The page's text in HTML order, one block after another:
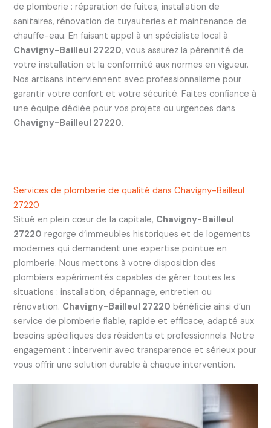
de plomberie : réparation de fuites, installation de
sanitaires, rénovation de tuyauteries et maintenance de
chauffe-eau. En faisant appel à un spécialiste local à
Chavigny-Bailleul 27220, vous assurez la pérennité de
votre installation et la conformité aux normes en vigueur.
Nos artisans interviennent avec professionnalisme pour
garantir votre confort et votre sécurité. Faites confiance à
une équipe dédiée pour vos projets ou urgences dans
Chavigny-Bailleul 27220.
Services de plomberie de qualité dans Chavigny-Bailleul
27220
Situé en plein cœur de la capitale, Chavigny-Bailleul
27220 regorge d’immeubles historiques et de logements
modernes qui demandent une expertise pointue en
plomberie. Nous mettons à votre disposition des
plombiers expérimentés capables de gérer toutes les
situations : installation, dépannage, entretien ou
rénovation. Chavigny-Bailleul 27220 bénéficie ainsi d’un
service de plomberie fiable, rapide et efficace, adapté aux
besoins spécifiques des résidents et professionnels. Notre
engagement : intervenir avec transparence et sérieux pour
vous offrir une solution durable à chaque intervention.